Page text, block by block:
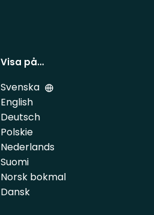
Visa på…
Svenska
English
Deutsch
Polskie
Nederlands
Suomi
Norsk bokmal
Dansk